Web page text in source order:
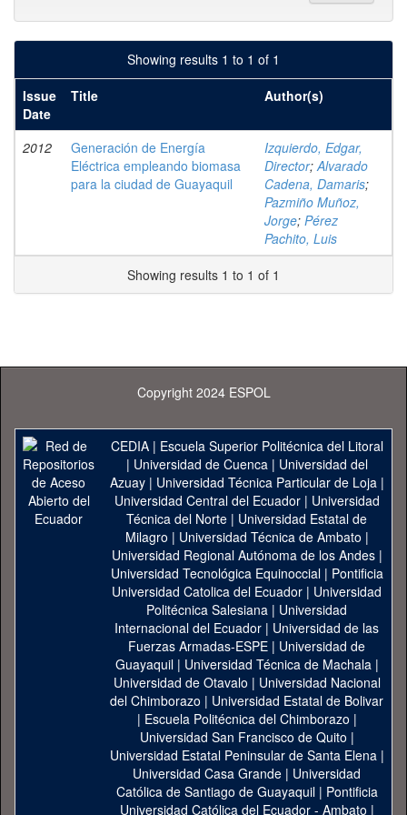
Showing results 1 to 1 of 1
Issue
Date
Title Author(s)
2012
Generación de Energía
Eléctrica empleando biomasa
para la ciudad de Guayaquil
Izquierdo, Edgar,
Director;Alvarado
Cadena, Damaris;
Pazmiño Muñoz,
Jorge; Pérez
Pachito, Luis
Showing results 1 to 1 of 1
Copyright 2024 ESPOL
CEDIA| Escuela Superior Politécnica del Litoral
| Universidad de Cuenca| Universidad del
Azuay| Universidad Técnica Particular de Loja|
Universidad Central del Ecuador| Universidad
Técnica del Norte | Universidad Estatal de
Milagro | Universidad Técnica de Ambato |
Universidad Regional Autónoma de los Andes|
Universidad Tecnológica Equinoccial| Pontificia
Universidad Catolica del Ecuador | Universidad
Politécnica Salesiana | Universidad
Internacional del Ecuador | Universidad de las
Fuerzas Armadas-ESPE | Universidad de
Guayaquil| Universidad Técnica de Machala|
Universidad de Otavalo | Universidad Nacional
del Chimborazo | Universidad Estatal de Bolivar
| Escuela Politécnica del Chimborazo |
Universidad San Francisco de Quito |
Universidad Estatal Peninsular de Santa Elena|
Universidad Casa Grande | Universidad
Católica de Santiago de Guayaquil| Pontificia
Universidad Católica del Ecuador - Ambato |